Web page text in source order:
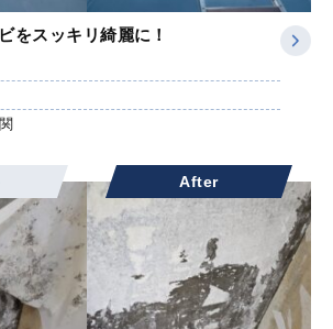
をスッキリ綺麗に！
After